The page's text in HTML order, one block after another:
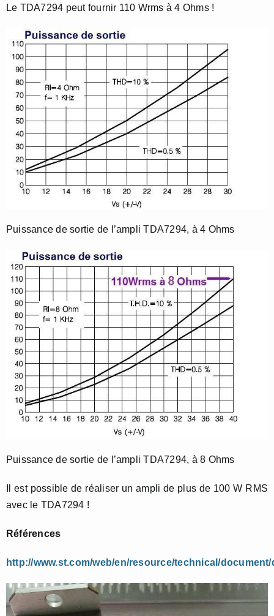
Le TDA7294 peut fournir 110 Wrms à 4 Ohms !
Puissance de sortie de l’ampli TDA7294, à 4 Ohms
Puissance de sortie de l’ampli TDA7294, à 8 Ohms
Il est possible de réaliser un ampli de plus de 100 W RMS
avec le TDA7294 !
Références
http://www.st.com/web/en/resource/technical/